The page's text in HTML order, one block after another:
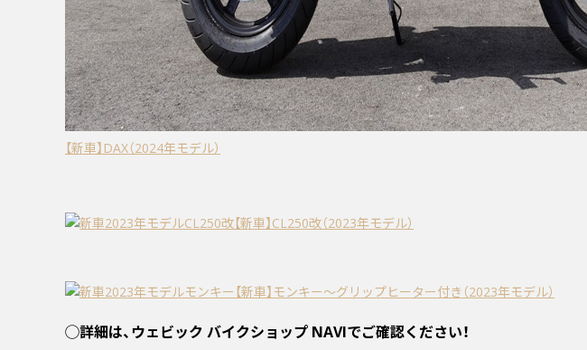
【新車】DAX（2024年モデル）
【新車】CL250改（2023年モデル）
【新車】モンキー〜グリップヒーター付き（2023年モデル）
◯詳細は、ウェビック バイクショップ NAVIでご確認ください！